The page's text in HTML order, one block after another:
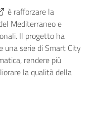
è rafforzare la
Mediterraneo e
Il progetto ha
una serie di Smart City
rendere più
la qualità della